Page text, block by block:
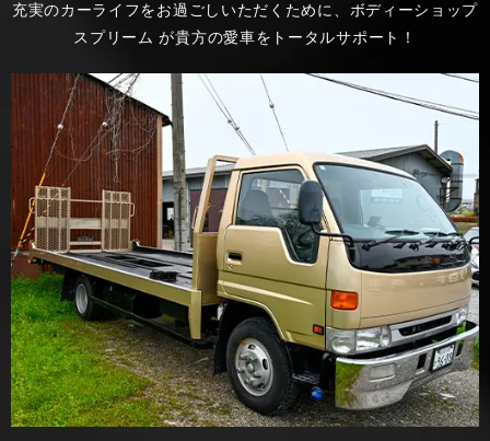
充実のカーライフをお過ごしいただくために、ボディーショップ
スプリーム が貴方の愛車をトータルサポート！